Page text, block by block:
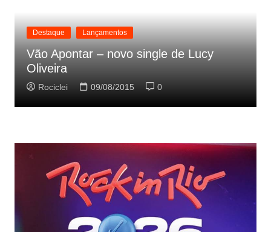
Destaque Lançamentos
Vão Apontar – novo single de Lucy
Oliveira
Rociclei 09/08/2015 0